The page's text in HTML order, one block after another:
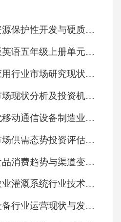
是（）
收二氧化碳，使鱼得到
排泄物和净化水质的作用
收鱼呼出的二氧化碳，
气。故选A。
2026中国钨矿资源保护性开发与硬质合金市场报告
2026秋新人教版英语五年级上册单元六Unit 6 Nature and us测试卷-基础卷附答案（文档中已插入听力音频）
2026人工智能应用行业市场研究现状评估及商业发展策略规划
2026砂仁行业市场现状分析及投资机会研究
2026日本第三代移动通信设备制造业市场供需分析及投资评估规划分析研究报告
2026零食行业市场供需态势投资评估规划研究报告
2026中国休闲食品消费趋势与渠道变革分析报告
2026中国智能农业灌溉系统行业技术发展水平及投资风险控制规划分析报告
2026食品加工设备行业运营现状与发展前景研究